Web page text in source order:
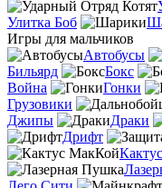
Улитка Боб
Игры для мальчиков
Автобусы
Бильярд
Бокс
Война
Гонки
Грузовики
Джипы
Драки
Дрифт